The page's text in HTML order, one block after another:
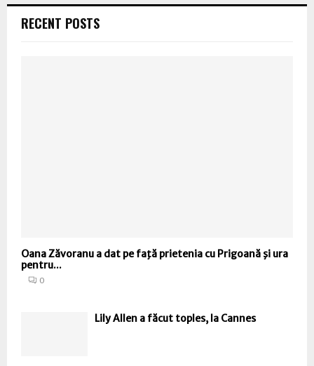
RECENT POSTS
Oana Zăvoranu a dat pe faţă prietenia cu Prigoană şi ura
pentru...
0
Lily Allen a făcut toples, la Cannes